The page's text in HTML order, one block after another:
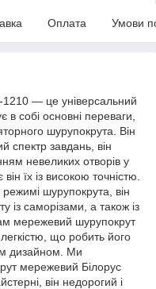
Оплата Умови
— це універсальний
в собі основні переваги,
шурупокрута. Він
спектр завдань, він
невеликих отворів у
їх із високою точністю.
шурупокрута, він
із саморізами, а також із
мережевий шурупокрут
легкістю, що робить його
дизайном. Ми
мережевий Білорус
він недорогий і